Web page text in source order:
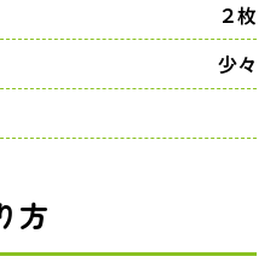
２枚
少々
方